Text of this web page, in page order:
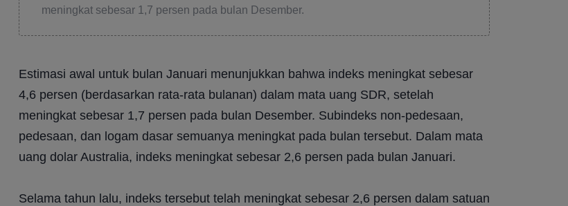
meningkat sebesar 1,7 persen pada bulan Desember.
Estimasi awal untuk bulan Januari menunjukkan bahwa indeks meningkat sebesar
4,6 persen (berdasarkan rata-rata bulanan) dalam mata uang SDR, setelah
meningkat sebesar 1,7 persen pada bulan Desember. Subindeks non-pedesaan,
pedesaan, dan logam dasar semuanya meningkat pada bulan tersebut. Dalam mata
uang dolar Australia, indeks meningkat sebesar 2,6 persen pada bulan Januari.
Selama tahun lalu, indeks tersebut telah meningkat sebesar 2,6 persen dalam satuan